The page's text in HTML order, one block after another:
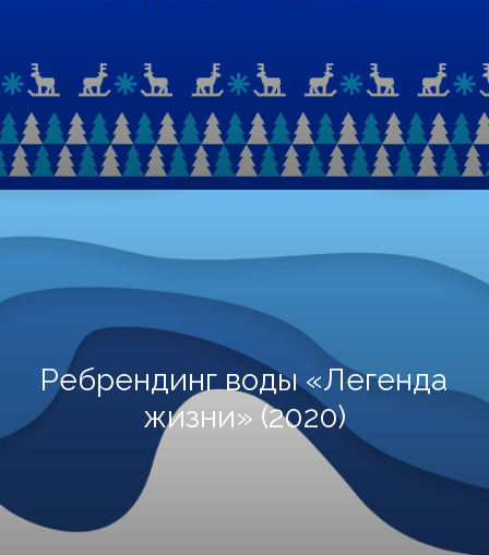
Ребрендинг воды «Легенда
жизни» (2020)